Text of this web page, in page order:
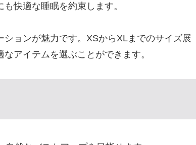
快適な睡眠を約束します。
ョンが魅力です。XSからXLまでのサイズ展
アイテムを選ぶことができます。